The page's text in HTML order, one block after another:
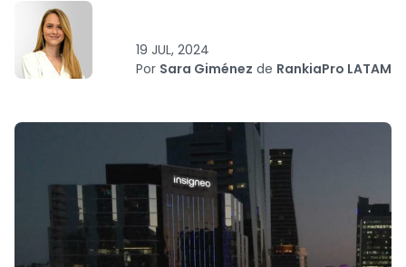
19 JUL, 2024
Por Sara Giménez de RankiaPro LATAM